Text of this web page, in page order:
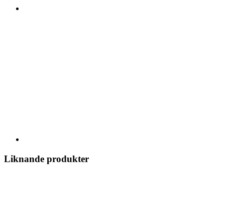
Liknande produkter